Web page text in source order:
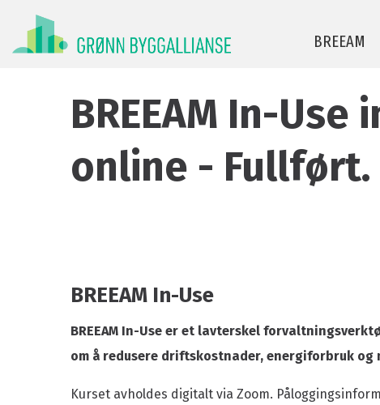
BREEAM
BREEAM-NOR for nybygg
BREEAM Infrastructure
Manual og
Finn AP og
For
Årets grønne driftsteam
Medlemsfordeler
Medlemspriser
BREEAM In-
online - Fullført.
BREEAM In-Use
BREEAM In-Use er et lavterskel
om å redusere driftskostnader, energiforbruk
Kurset avholdes digitalt via Zoom.